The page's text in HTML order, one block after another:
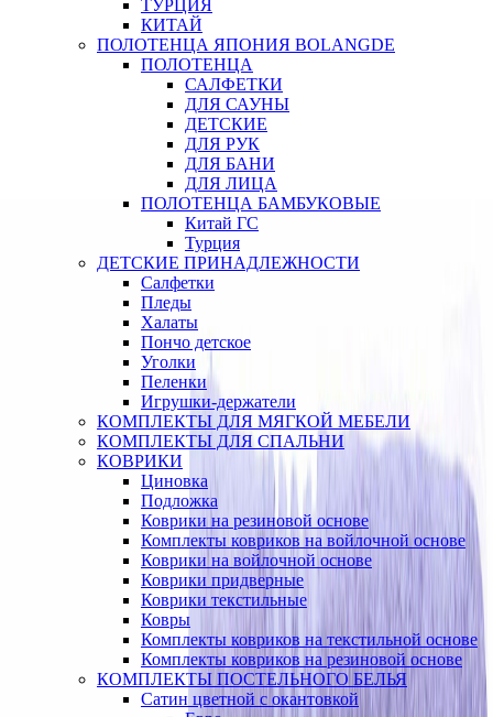
ТУРЦИЯ
КИТАЙ
ПОЛОТЕНЦА ЯПОНИЯ BOLANGDE
ПОЛОТЕНЦА
САЛФЕТКИ
ДЛЯ САУНЫ
ДЕТСКИЕ
ДЛЯ РУК
ДЛЯ БАНИ
ДЛЯ ЛИЦА
ПОЛОТЕНЦА БАМБУКОВЫЕ
Китай ГС
Турция
ДЕТСКИЕ ПРИНАДЛЕЖНОСТИ
Салфетки
Пледы
Халаты
Пончо детское
Уголки
Пеленки
Игрушки-держатели
КОМПЛЕКТЫ ДЛЯ МЯГКОЙ МЕБЕЛИ
КОМПЛЕКТЫ ДЛЯ СПАЛЬНИ
КОВРИКИ
Циновка
Подложка
Коврики на резиновой основе
Комплекты ковриков на войлочной основе
Коврики на войлочной основе
Коврики придверные
Коврики текстильные
Ковры
Комплекты ковриков на текстильной основе
Комплекты ковриков на резиновой основе
КОМПЛЕКТЫ ПОСТЕЛЬНОГО БЕЛЬЯ
Сатин цветной с окантовкой